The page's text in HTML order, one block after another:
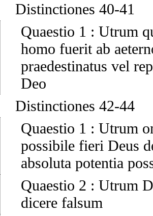
Distinctiones 40-41
Quaestio 1 : Utrum
homo fuerit ab
praedestinatus vel
Deo
Distinctiones 42-44
Quaestio 1 : Utrum
possibile fieri Deus
absoluta potentia
Quaestio 2 : Utrum
dicere falsum